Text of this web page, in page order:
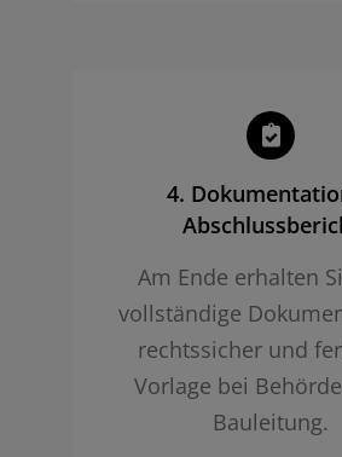
4.
Am Ende erhalten
vollständige
rechtssicher und
Vorlage bei
Bauleitung.